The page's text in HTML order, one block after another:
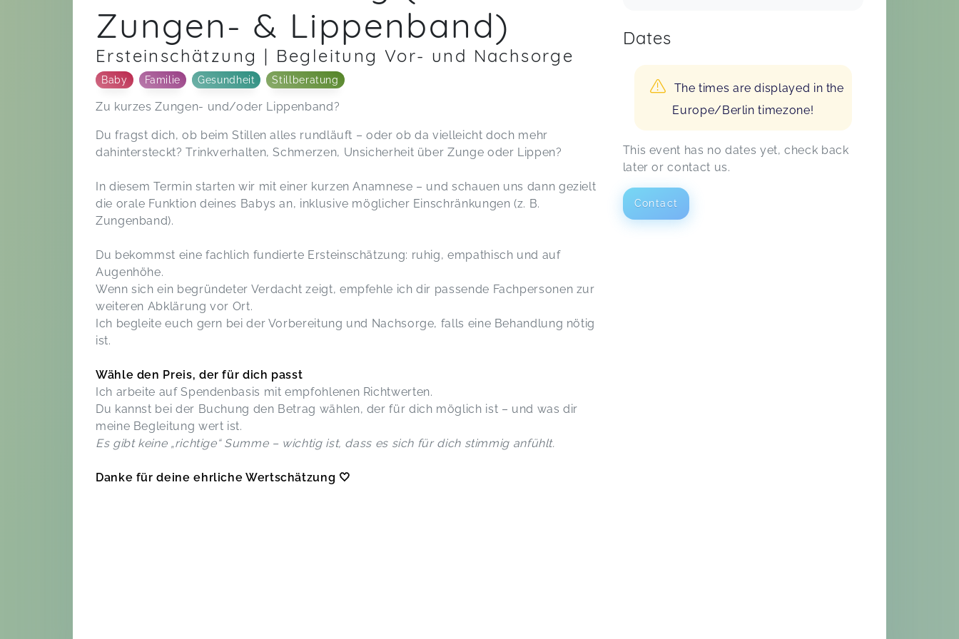
Zungen- & Lippenband)
Ersteinschätzung | Begleitung Vor- und Nachsorge
Baby Familie Gesundheit Stillberatung
Zu kurzes Zungen- und/oder Lippenband?
Du fragst dich, ob beim Stillen alles rundläuft – oder ob da vielleicht doch mehr
dahintersteckt? Trinkverhalten, Schmerzen, Unsicherheit über Zunge oder Lippen?
In diesem Termin starten wir mit einer kurzen Anamnese – und schauen uns dann gezielt
die orale Funktion deines Babys an, inklusive möglicher Einschränkungen (z. B.
Zungenband).
Du bekommst eine fachlich fundierte Ersteinschätzung: ruhig, empathisch und auf
Augenhöhe.
Wenn sich ein begründeter Verdacht zeigt, empfehle ich dir passende Fachpersonen zur
weiteren Abklärung vor Ort.
Ich begleite euch gern bei der Vorbereitung und Nachsorge, falls eine Behandlung nötig
ist.
Wähle den Preis, der für dich passt
Ich arbeite auf Spendenbasis mit empfohlenen Richtwerten.
Du kannst bei der Buchung den Betrag wählen, der für dich möglich ist – und was dir
meine Begleitung wert ist.
Es gibt keine „richtige“ Summe – wichtig ist, dass es sich für dich stimmig anfühlt.
Danke für deine ehrliche Wertschätzung 🤍
Dates
The times are displayed in the
Europe/Berlin timezone!
This event has no dates yet, check back
later or contact us.
Contact